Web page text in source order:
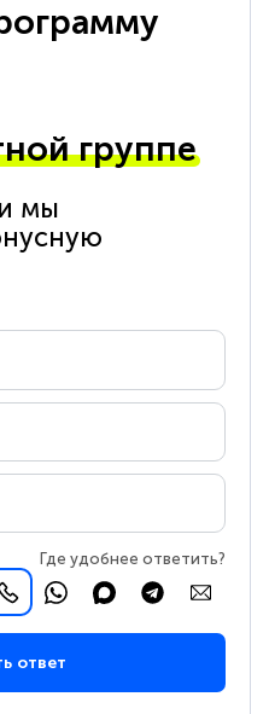
группе
мы
Где удобнее ответить?
ответ